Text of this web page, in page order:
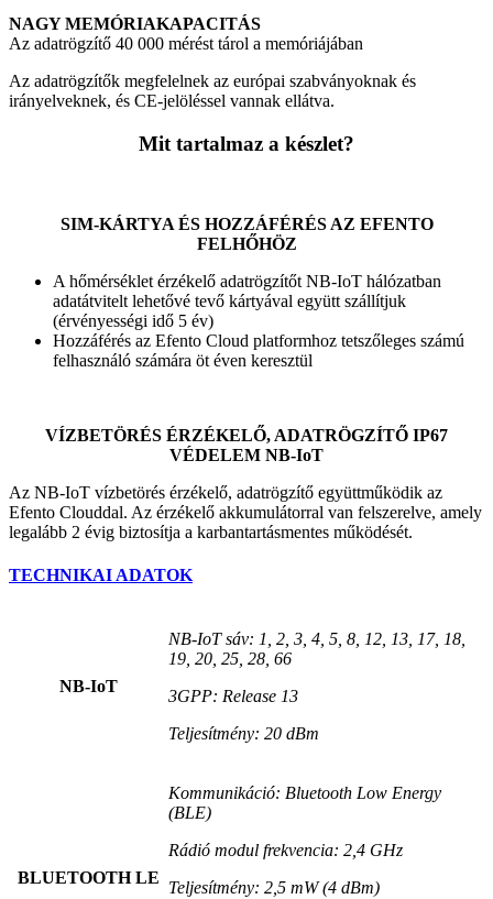
NAGY MEMÓRIAKAPACITÁS
Az adatrögzítő 40 000 mérést tárol a memóriájában
Az adatrögzítők megfelelnek az európai szabványoknak és
irányelveknek, és CE-jelöléssel vannak ellátva.
Mit tartalmaz a készlet?
SIM-KÁRTYA ÉS HOZZÁFÉRÉS AZ EFENTO
FELHŐHÖZ
A hőmérséklet érzékelő adatrögzítőt NB-IoT hálózatban
adatátvitelt lehetővé tevő kártyával együtt szállítjuk
(érvényességi idő 5 év)
Hozzáférés az Efento Cloud platformhoz tetszőleges számú
felhasználó számára öt éven keresztül
VÍZBETÖRÉS ÉRZÉKELŐ, ADATRÖGZÍTŐ IP67
VÉDELEM NB-IoT
Az NB-IoT vízbetörés érzékelő, adatrögzítő együttműködik az
Efento Clouddal. Az érzékelő akkumulátorral van felszerelve, amely
legalább 2 évig biztosítja a karbantartásmentes működését.
TECHNIKAI ADATOK
NB-IoT
NB-IoT sáv: 1, 2, 3, 4, 5, 8, 12, 13, 17, 18,
19, 20, 25, 28, 66
3GPP: Release 13
Teljesítmény: 20 dBm
BLUETOOTH LE
Kommunikáció: Bluetooth Low Energy
(BLE)
Rádió modul frekvencia: 2,4 GHz
Teljesítmény: 2,5 mW (4 dBm)